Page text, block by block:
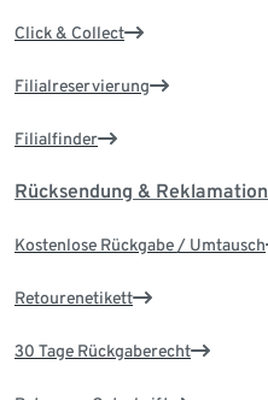
Click & Collect
Filialreservierung
Filialfinder
Rücksendung & Reklamation
Kostenlose Rückgabe / Umtausch
Retourenetikett
30 Tage Rückgaberecht